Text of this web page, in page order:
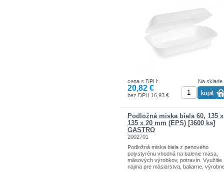
Na sklade
cena s DPH:
20,82 €
bez DPH 16,93 €
Podložná miska biela 60, 135 x
135 x 20 mm (EPS) [3600 ks]
GASTRO
2002701
Podložná miska biela z penového
polystyrénu vhodná na balenie mäsa,
mäsových výrobkov, potravín. Využitie
najmä pre mäsiarstva, baliarne,